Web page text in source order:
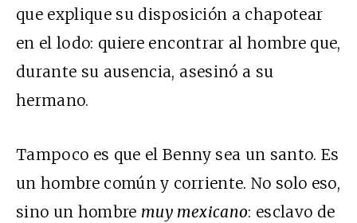
que explique su disposición a chapotear
en el lodo: quiere encontrar al hombre que,
durante su ausencia, asesinó a su
hermano.
Tampoco es que el Benny sea un santo. Es
un hombre común y corriente. No solo eso,
sino un hombre muy mexicano: esclavo de